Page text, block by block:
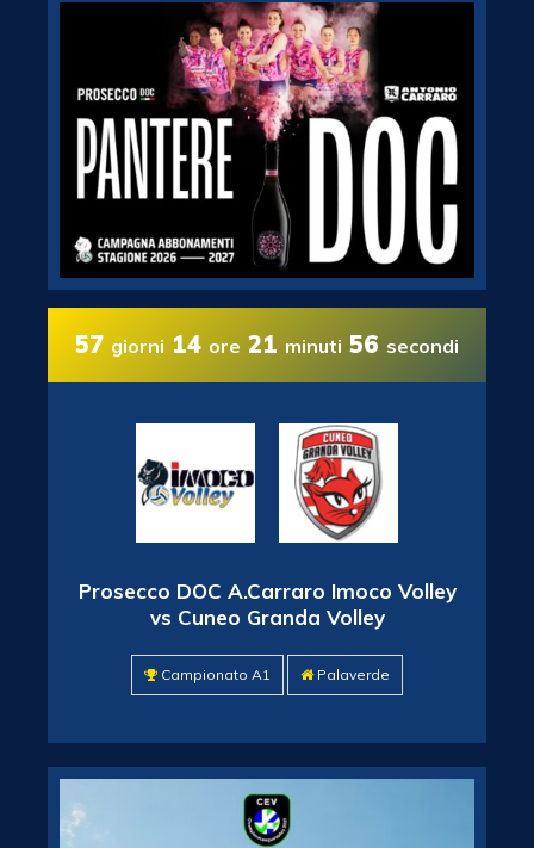
57 giorni 14 ore 21 minuti 55 secondi
Prosecco DOC A.Carraro Imoco Volley
vs Cuneo Granda Volley
Campionato A1 Palaverde